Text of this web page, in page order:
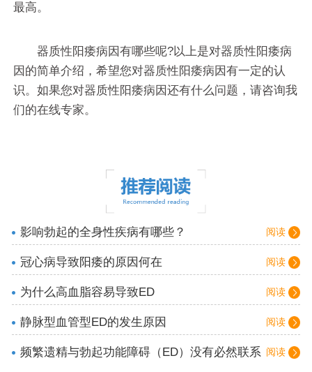
最高。
器质性阳痿病因有哪些呢?以上是对器质性阳痿病
因的简单介绍，希望您对器质性阳痿病因有一定的认
识。如果您对器质性阳痿病因还有什么问题，请咨询我
们的在线专家。
阅读
影响勃起的全身性疾病有哪些？
阅读
冠心病导致阳痿的原因何在
阅读
为什么高血脂容易导致ED
阅读
静脉型血管型ED的发生原因
阅读
频繁遗精与勃起功能障碍（ED）没有必然联系